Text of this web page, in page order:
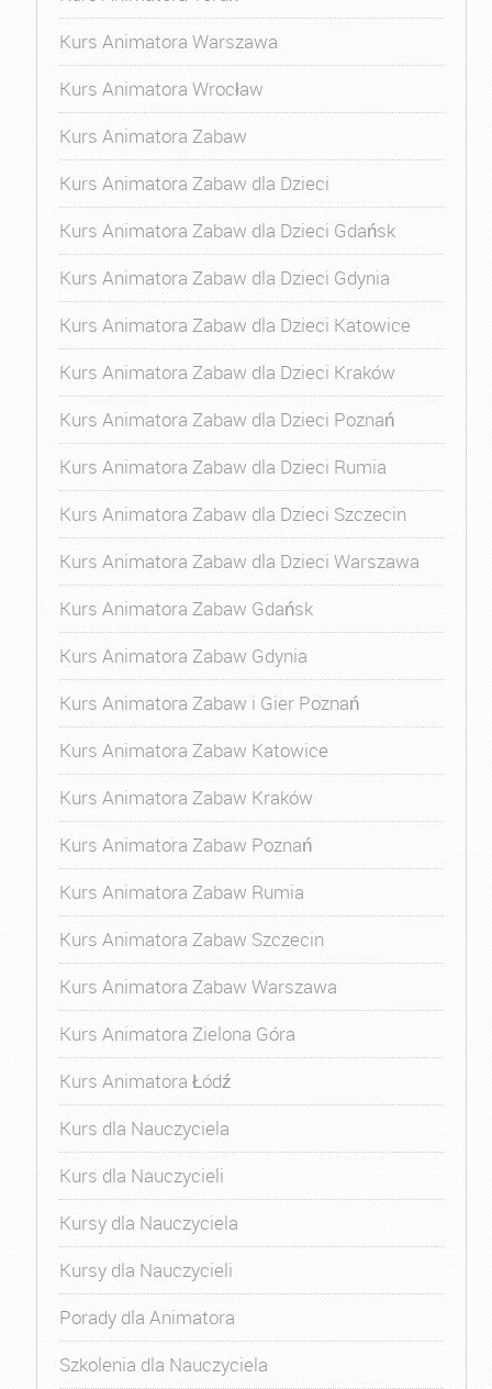
Kurs Animatora Warszawa
Kurs Animatora Wrocław
Kurs Animatora Zabaw
Kurs Animatora Zabaw dla Dzieci
Kurs Animatora Zabaw dla Dzieci Gdańsk
Kurs Animatora Zabaw dla Dzieci Gdynia
Kurs Animatora Zabaw dla Dzieci Katowice
Kurs Animatora Zabaw dla Dzieci Kraków
Kurs Animatora Zabaw dla Dzieci Poznań
Kurs Animatora Zabaw dla Dzieci Rumia
Kurs Animatora Zabaw dla Dzieci Szczecin
Kurs Animatora Zabaw dla Dzieci Warszawa
Kurs Animatora Zabaw Gdańsk
Kurs Animatora Zabaw Gdynia
Kurs Animatora Zabaw i Gier Poznań
Kurs Animatora Zabaw Katowice
Kurs Animatora Zabaw Kraków
Kurs Animatora Zabaw Poznań
Kurs Animatora Zabaw Rumia
Kurs Animatora Zabaw Szczecin
Kurs Animatora Zabaw Warszawa
Kurs Animatora Zielona Góra
Kurs Animatora Łódź
Kurs dla Nauczyciela
Kurs dla Nauczycieli
Kursy dla Nauczyciela
Kursy dla Nauczycieli
Porady dla Animatora
Szkolenia dla Nauczyciela